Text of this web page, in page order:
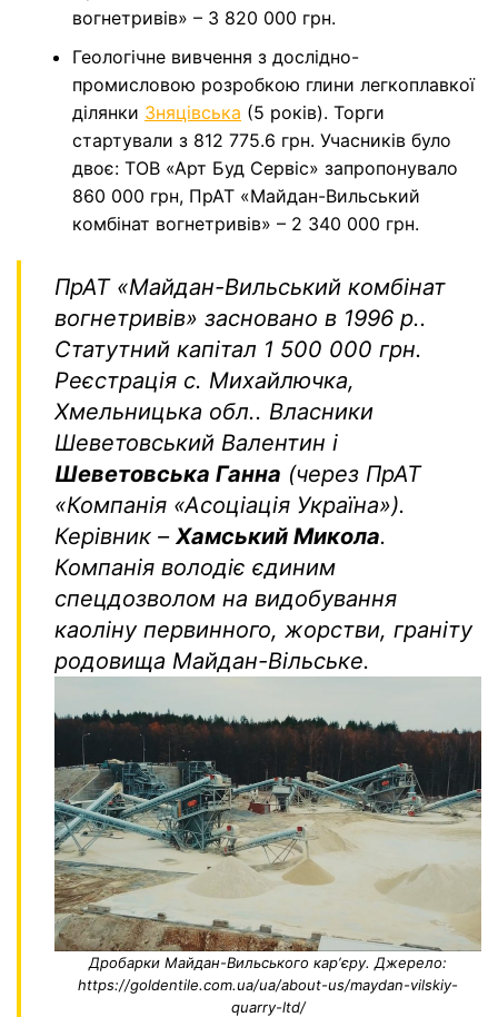
вогнетривів» – 3 820 000 грн.
Геологічне вивчення з дослідно-
промисловою розробкою глини легкоплавкої
ділянки Зняцівська (5 років). Торги
стартували з 812 775.6 грн. Учасників було
двоє: ТОВ «Арт Буд Сервіс» запропонувало
860 000 грн, ПрАТ «Майдан-Вильський
комбінат вогнетривів» – 2 340 000 грн.
ПрАТ «Майдан-Вильський комбінат
вогнетривів» засновано в 1996 р..
Статутний капітал 1 500 000 грн.
Реєстрація с. Михайлючка,
Хмельницька обл.. Власники
Шеветовський Валентин і
Шеветовська Ганна (через ПрАТ
«Компанія «Асоціація Україна»).
Керівник – Хамський Микола.
Компанія володіє єдиним
спецдозволом на видобування
каоліну первинного, жорстви, граніту
родовища Майдан-Вільське.
Дробарки Майдан-Вильського карʼєру. Джерело:
https://goldentile.com.ua/ua/about-us/maydan-vilskiy-
quarry-ltd/